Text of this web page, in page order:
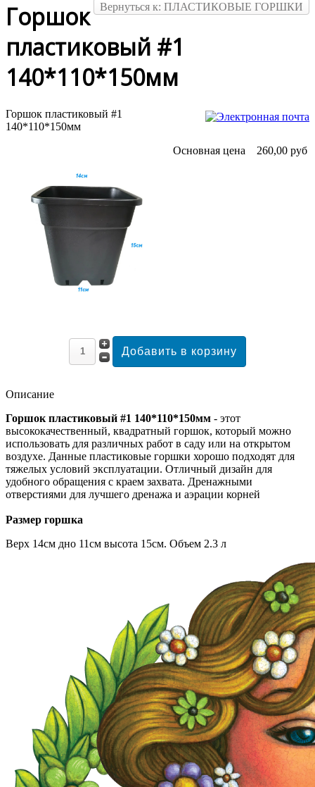
Вернуться к: ПЛАСТИКОВЫЕ ГОРШКИ
Горшок
пластиковый #1
140*110*150мм
Горшок пластиковый #1
140*110*150мм
Основная цена
260,00 руб
Описание
Горшок пластиковый #1 140*110*150мм - этот
высококачественный, квадратный горшок, который можно
использовать для различных работ в саду или на открытом
воздухе. Данные пластиковые горшки хорошо подходят для
тяжелых условий эксплуатации. Отличный дизайн для
удобного обращения с краем захвата. Дренажными
отверстиями для лучшего дренажа и аэрации корней
Размер горшка
Верх 14см дно 11см высота 15см. Объем 2.3 л